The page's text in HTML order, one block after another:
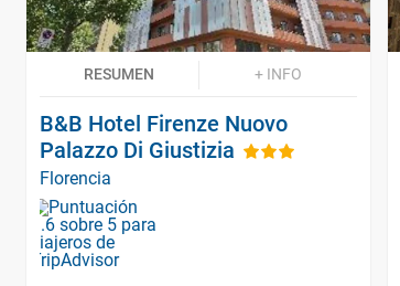
RESUMEN + INFO
B&B Hotel Firenze Nuovo
Palazzo Di Giustizia
Florencia